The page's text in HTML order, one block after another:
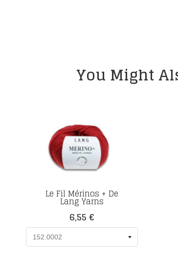
You Might
Le Fil Mérinos + De
Lang Yarns
Prix
6,55 €